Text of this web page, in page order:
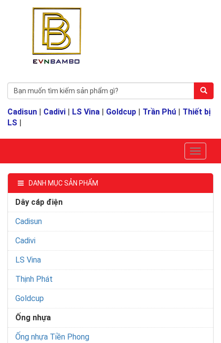
Cadisun | Cadivi | LS Vina | Goldcup | Trần Phú | Thiết bị
LS |
DANH MỤC SẢN PHẨM
Dây cáp điện
Cadisun
Cadivi
LS Vina
Thịnh Phát
Goldcup
Ống nhựa
Ống nhựa Tiền Phong